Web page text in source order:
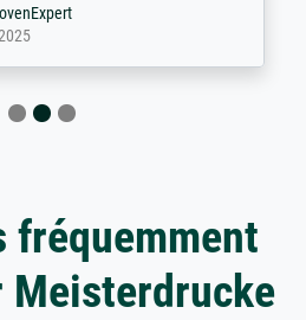
fréquemment
Meisterdrucke